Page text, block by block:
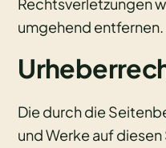
Rechtsverletzungen
umgehend entfernen.
Die durch die
und Werke auf